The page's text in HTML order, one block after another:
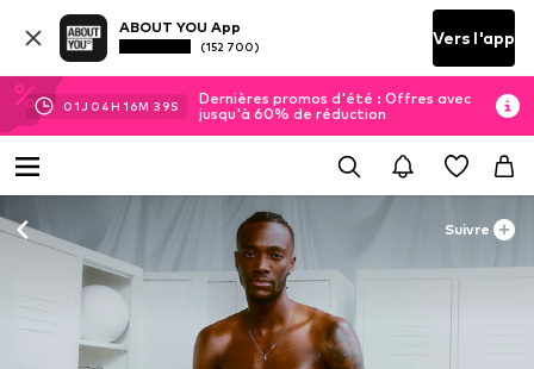
ABOUT YOU App
(152 700) Vers l'app
01J 04H 16M 38S
Dernières promos d'été : Offres avec
jusqu'à 60% de réduction
Suivre